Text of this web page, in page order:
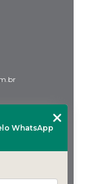
WhatsApp